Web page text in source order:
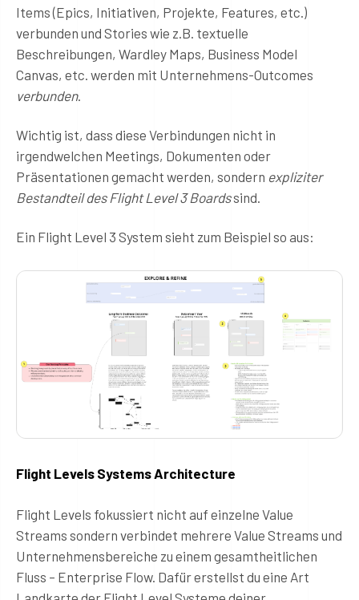
Items (Epics, Initiativen, Projekte, Features, etc.)
verbunden und Stories wie z.B. textuelle
Beschreibungen, Wardley Maps, Business Model
Canvas, etc. werden mit Unternehmens-Outcomes
verbunden.
Wichtig ist, dass diese Verbindungen nicht in
irgendwelchen Meetings, Dokumenten oder
Präsentationen gemacht werden, sondern expliziter
Bestandteil des Flight Level 3 Boardssind.
Ein Flight Level 3 System sieht zum Beispiel so aus:
Flight Levels Systems Architecture
Flight Levels fokussiert nicht auf einzelne Value
Streams sondern verbindet mehrere Value Streams und
Unternehmensbereiche zu einem gesamtheitlichen
Fluss – Enterprise Flow. Dafür erstellst du eine Art